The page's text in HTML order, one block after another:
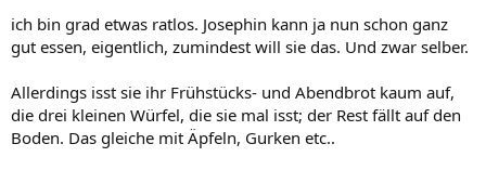
ich bin grad etwas ratlos. Josephin kann ja nun schon ganz
gut essen, eigentlich, zumindest will sie das. Und zwar selber.
Allerdings isst sie ihr Frühstücks- und Abendbrot kaum auf,
die drei kleinen Würfel, die sie mal isst; der Rest fällt auf den
Boden. Das gleiche mit Äpfeln, Gurken etc..